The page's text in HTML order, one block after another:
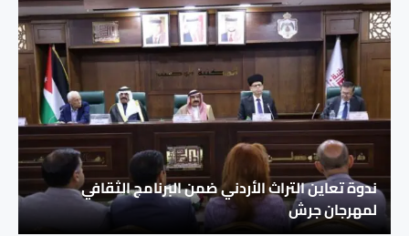
ندوة تعاين التراث الأردني ضمن البرنامج الثقافي
لمهرجان جرش